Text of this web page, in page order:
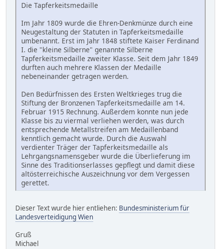
Die Tapferkeitsmedaille
Im Jahr 1809 wurde die Ehren-Denkmünze durch eine
Neugestaltung der Statuten in Tapferkeitsmedaille
umbenannt. Erst im Jahr 1848 stiftete Kaiser Ferdinand
I. die "kleine Silberne" genannte Silberne
Tapferkeitsmedaille zweiter Klasse. Seit dem Jahr 1849
durften auch mehrere Klassen der Medaille
nebeneinander getragen werden.
Den Bedürfnissen des Ersten Weltkrieges trug die
Stiftung der Bronzenen Tapferkeitsmedaille am 14.
Februar 1915 Rechnung. Außerdem konnte nun jede
Klasse bis zu viermal verliehen werden, was durch
entsprechende Metallstreifen am Medaillenband
kenntlich gemacht wurde. Durch die Auswahl
verdienter Träger der Tapferkeitsmedaille als
Lehrgangsnamensgeber wurde die Überlieferung im
Sinne des Traditionserlasses gepflegt und damit diese
altösterreichische Auszeichnung vor dem Vergessen
gerettet.
Dieser Text wurde hier entliehen: Bundesministerium für
Landesverteidigung Wien
Gruß
Michael